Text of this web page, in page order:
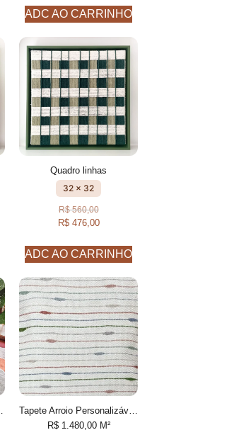
ADC AO CARRINHO
Quadro linhas
32 x 32
R$560,00
R$476,00
ADC AO CARRINHO
R$1.480,00M²